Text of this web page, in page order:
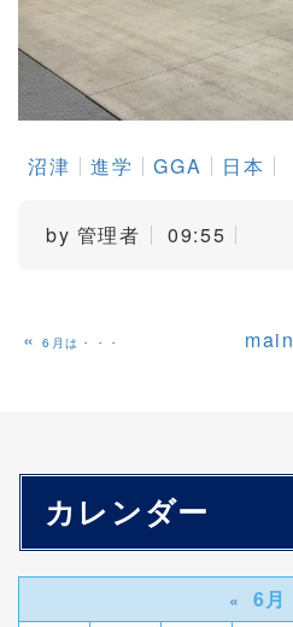
沼津 進学 GGA 日本
by 管理者 09:55
«6月は・・・ main
カレンダー
« 6月